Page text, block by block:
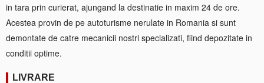
in tara prin curierat, ajungand la destinatie in maxim 24 de ore.
Acestea provin de pe autoturisme nerulate in Romania si sunt
demontate de catre mecanicii nostri specializati, fiind depozitate in
conditii optime.
LIVRARE